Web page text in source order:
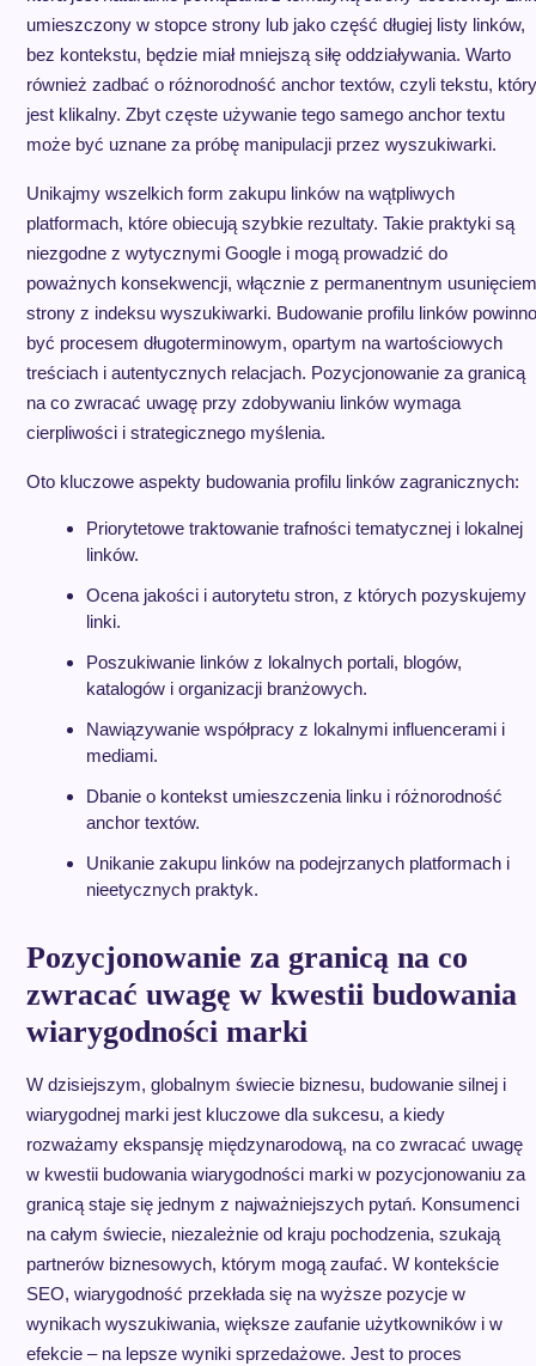
umieszczony w stopce strony lub jako część długiej listy linków,
bez kontekstu, będzie miał mniejszą siłę oddziaływania. Warto
również zadbać o różnorodność anchor textów, czyli tekstu, który
jest klikalny. Zbyt częste używanie tego samego anchor textu
może być uznane za próbę manipulacji przez wyszukiwarki.
Unikajmy wszelkich form zakupu linków na wątpliwych
platformach, które obiecują szybkie rezultaty. Takie praktyki są
niezgodne z wytycznymi Google i mogą prowadzić do
poważnych konsekwencji, włącznie z permanentnym usunięciem
strony z indeksu wyszukiwarki. Budowanie profilu linków powinno
być procesem długoterminowym, opartym na wartościowych
treściach i autentycznych relacjach. Pozycjonowanie za granicą
na co zwracać uwagę przy zdobywaniu linków wymaga
cierpliwości i strategicznego myślenia.
Oto kluczowe aspekty budowania profilu linków zagranicznych:
Priorytetowe traktowanie trafności tematycznej i lokalnej
linków.
Ocena jakości i autorytetu stron, z których pozyskujemy
linki.
Poszukiwanie linków z lokalnych portali, blogów,
katalogów i organizacji branżowych.
Nawiązywanie współpracy z lokalnymi influencerami i
mediami.
Dbanie o kontekst umieszczenia linku i różnorodność
anchor textów.
Unikanie zakupu linków na podejrzanych platformach i
nieetycznych praktyk.
Pozycjonowanie za granicą na co
zwracać uwagę w kwestii budowania
wiarygodności marki
W dzisiejszym, globalnym świecie biznesu, budowanie silnej i
wiarygodnej marki jest kluczowe dla sukcesu, a kiedy
rozważamy ekspansję międzynarodową, na co zwracać uwagę
w kwestii budowania wiarygodności marki w pozycjonowaniu za
granicą staje się jednym z najważniejszych pytań. Konsumenci
na całym świecie, niezależnie od kraju pochodzenia, szukają
partnerów biznesowych, którym mogą zaufać. W kontekście
SEO, wiarygodność przekłada się na wyższe pozycje w
wynikach wyszukiwania, większe zaufanie użytkowników i w
efekcie – na lepsze wyniki sprzedażowe. Jest to proces